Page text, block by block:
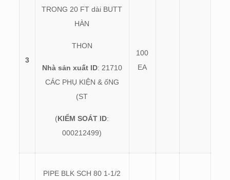
3
TRONG 20 FT dài BUTT
HÀN
THON
Nhà sản xuất ID: 21710
CÁC PHỤ KIỆN & ốNG
(ST
(KIỂM SOÁT ID:
000212499)
100
EA
PIPE BLK SCH 80 1-1/2